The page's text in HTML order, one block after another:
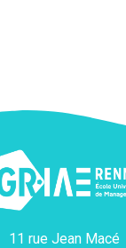
11 rue Jean Macé